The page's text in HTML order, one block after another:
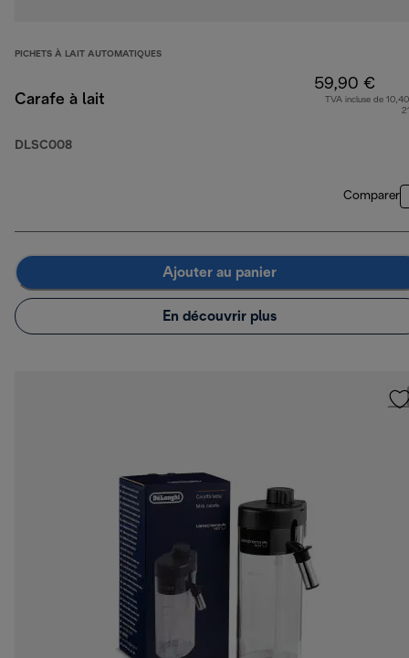
PICHETS À LAIT AUTOMATIQUES
Carafe à lait
DLSC008
59,90 €
TVA incluse de
Comparer
Ajouter au panier
En découvrir plus